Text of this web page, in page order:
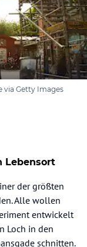
via Getty Images
Lebensort
der größten
Alle wollen
entwickelt
Loch in den
schnitten.